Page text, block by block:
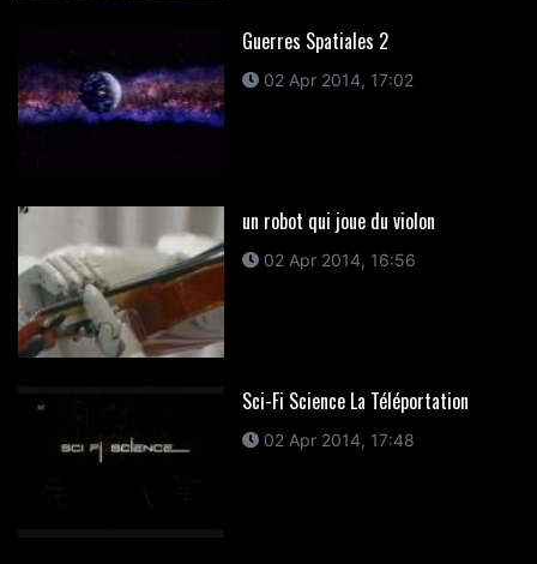
Guerres Spatiales 2
02 Apr 2014, 17:02
un robot qui joue du violon
02 Apr 2014, 16:56
Sci-Fi Science La Téléportation
02 Apr 2014, 17:48